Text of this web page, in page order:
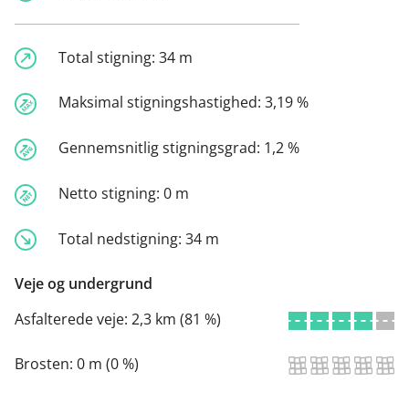
Total stigning: 34 m
Maksimal stigningshastighed: 3,19 %
Gennemsnitlig stigningsgrad: 1,2 %
Netto stigning: 0 m
Total nedstigning: 34 m
Veje og undergrund
Asfalterede veje: 2,3 km (81 %)
Brosten: 0 m (0 %)